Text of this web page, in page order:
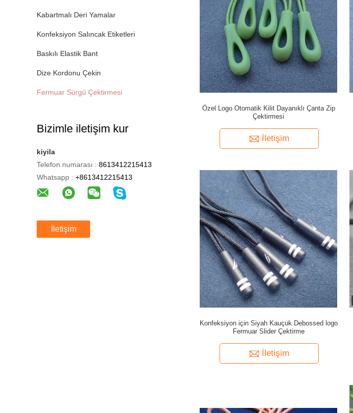
Kabartmalı Deri Yamalar
Konfeksiyon Salıncak Etiketleri
Baskılı Elastik Bant
Dize Kordonu Çekin
Fermuar Sürgü Çektirmesi
Bizimle iletişim kur
kiyila
Telefon numarası : 8613412215413
Whatsapp : +8613412215413
İletişim
Özel Logo Otomatik Kilit Dayanıklı Çanta Zip
Çektirmesi
İletişim
Konfeksiyon için Siyah Kauçuk Debossed logo
Fermuar Slider Çektirme
İletişim